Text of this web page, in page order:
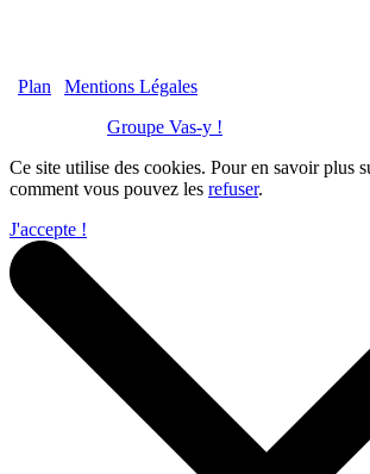
Plan
Mentions Légales
Groupe Vas-y !
Ce site utilise des cookies. Pour en savoir plus
comment vous pouvez les refuser.
J'accepte !